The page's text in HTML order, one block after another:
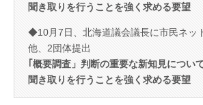
聞き取りを行うことを強く求める要望
◆10月7日、北海道議会議長に市民ネッ
他、2団体提出
｢概要調査」判断の重要な新知見につい
聞き取りを行うことを強く求める要望